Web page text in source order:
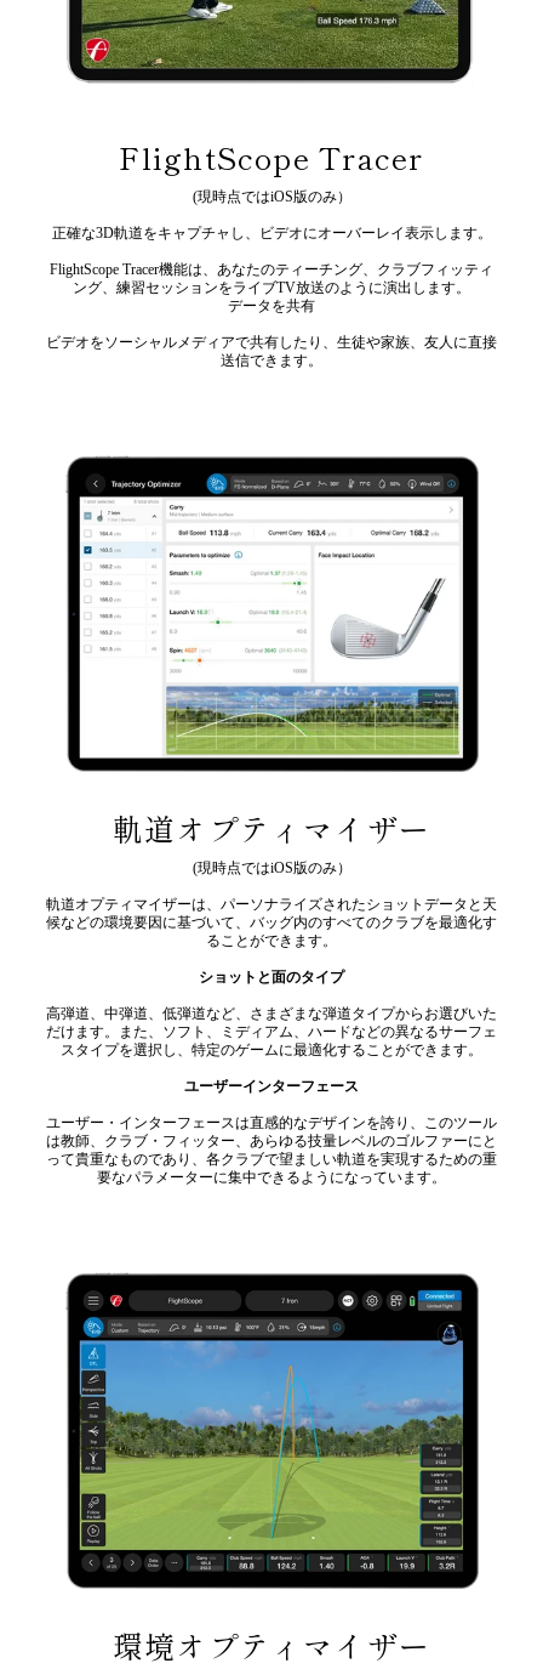
FlightScope Tracer
(現時点ではiOS版のみ）
正確な3D軌道をキャプチャし、ビデオにオーバーレイ表示します。
FlightScope Tracer機能は、あなたのティーチング、クラブフィッティ
ング、練習セッションをライブTV放送のように演出します。
データを共有
ビデオをソーシャルメディアで共有したり、生徒や家族、友人に直接
送信できます。
軌道オプティマイザー
(現時点ではiOS版のみ）
軌道オプティマイザーは、パーソナライズされたショットデータと天
候などの環境要因に基づいて、バッグ内のすべてのクラブを最適化す
ることができます。
ショットと面のタイプ
高弾道、中弾道、低弾道など、さまざまな弾道タイプからお選びいた
だけます。また、ソフト、ミディアム、ハードなどの異なるサーフェ
スタイプを選択し、特定のゲームに最適化することができます。
ユーザーインターフェース
ユーザー・インターフェースは直感的なデザインを誇り、このツール
は教師、クラブ・フィッター、あらゆる技量レベルのゴルファーにと
って貴重なものであり、各クラブで望ましい軌道を実現するための重
要なパラメーターに集中できるようになっています。
環境オプティマイザー